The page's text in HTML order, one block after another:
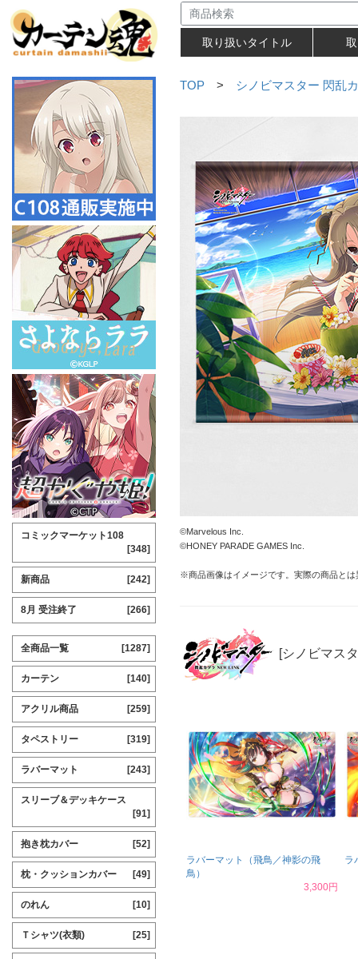
取り扱いタイトル
TOP > シノビマスター 閃乱
©Marvelous Inc.
©HONEY PARADE GAMES Inc.
※商品画像はイメージです。実際の商品と
[シノビマス
ラバーマット（飛鳥／神影の飛
鳥）
3,300円
ラ
コミックマーケット108
[348]
新商品 [242]
8月 受注終了 [266]
全商品一覧 [1287]
カーテン [140]
アクリル商品 [259]
タペストリー [319]
ラバーマット [243]
スリーブ＆デッキケース
[91]
抱き枕カバー [52]
枕・クッションカバー [49]
のれん [10]
Ｔシャツ(衣類) [25]